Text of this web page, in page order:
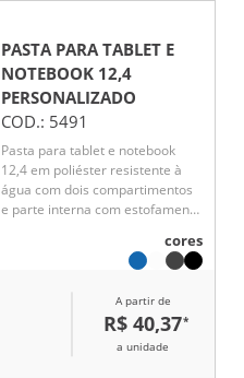
PASTA PARA TABLET E
NOTEBOOK 12,4
PERSONALIZADO
COD.: 5491
Pasta para tablet e notebook
12,4 em poliéster resistente à
água com dois compartimentos
e parte interna com estofamento
cores
A partir de
R$ 40,37*
a unidade